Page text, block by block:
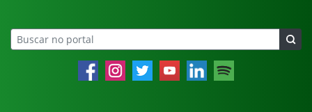
FacebookInstagramTwitter YouTube LinkedIn Spotify